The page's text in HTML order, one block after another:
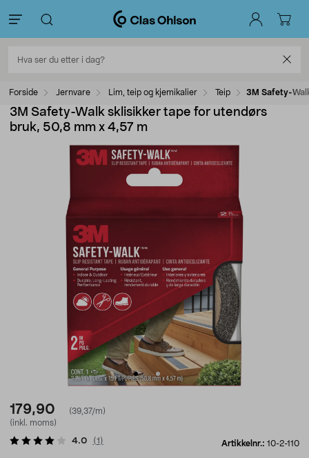
Forside Jernvare Lim, teip og kjemikalier Teip 3M Safety-
3M Safety-Walk sklisikker tape for utendørs
bruk, 50,8 mm x 4,57 m
179,90
(39,37/m)
(inkl. moms)
Artikkelnr.: 10-2-110
4.0 (1 )